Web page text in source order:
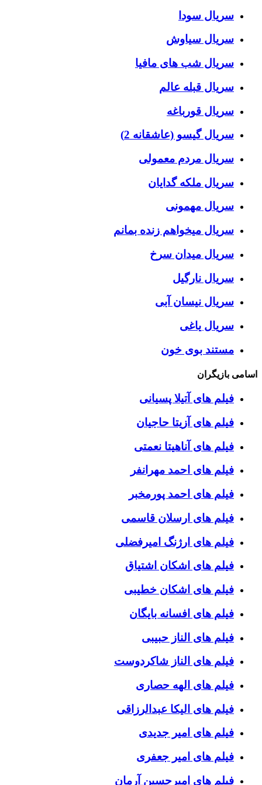
سریال سودا
سریال سیاوش
سریال شب های مافیا
سریال قبله عالم
سریال قورباغه
سریال گیسو (عاشقانه 2)
سریال مردم معمولی
سریال ملکه گدایان
سریال مهمونی
سریال میخواهم زنده بمانم
سریال میدان سرخ
سریال نارگیل
سریال نیسان آبی
سریال یاغی
مستند بوی خون
اسامی بازیگران
فیلم های آتیلا پسیانی
فیلم های آزیتا حاجیان
فیلم های آناهیتا نعمتی
فیلم های احمد مهرانفر
فیلم های احمد پورمخبر
فیلم های ارسلان قاسمی
فیلم های ارژنگ امیرفضلی
فیلم های اشکان اشتیاق
فیلم های اشکان خطیبی
فیلم های افسانه بایگان
فیلم های الناز حبیبی
فیلم های الناز شاکردوست
فیلم های الهه حصاری
فیلم های الیکا عبدالرزاقی
فیلم های امیر جدیدی
فیلم های امیر جعفری
فیلم های امیرحسین آرمان